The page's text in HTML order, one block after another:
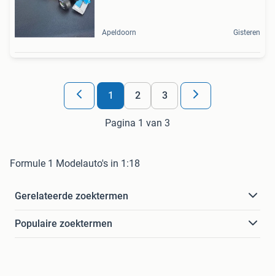
Apeldoorn Gisteren
1 2 3
Pagina 1 van 3
Formule 1 Modelauto's in 1:18
Gerelateerde zoektermen
Populaire zoektermen